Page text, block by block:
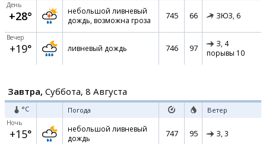
День
+28°
небольшой ливневый
дождь, возможна гроза
745 66 ЗЮЗ, 6
Вечер
+19° ливневый дождь 746 97 З, 4
порывы 10
Завтра, Суббота, 8 Августа
°C Погода Ветер
Ночь
+15°
небольшой ливневый
дождь
747 95 З, 3